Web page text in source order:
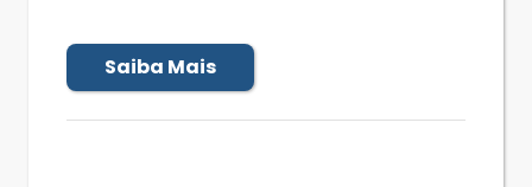
Saiba Mais